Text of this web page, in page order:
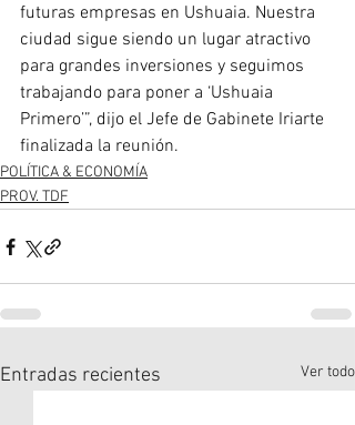
futuras empresas en Ushuaia. Nuestra
ciudad sigue siendo un lugar atractivo
para grandes inversiones y seguimos
trabajando para poner a ‘Ushuaia
Primero’”, dijo el Jefe de Gabinete Iriarte
finalizada la reunión.
POLÍTICA & ECONOMÍA
PROV. TDF
Entradas recientes Ver todo